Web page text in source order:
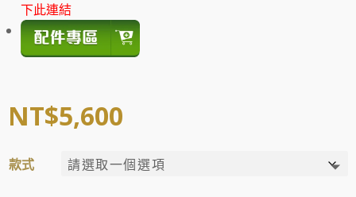
下此連結
NT$5,600
款式